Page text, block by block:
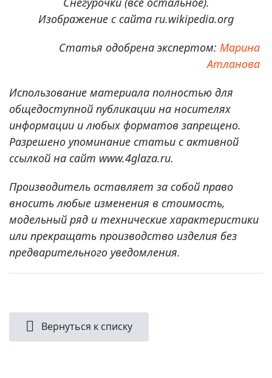
Изображение с сайта ru.wikipedia.org
Статья одобрена экспертом: Марина
Атланова
Использование материала полностью для
общедоступной публикации на носителях
информации и любых форматов запрещено.
Разрешено упоминание статьи с активной
ссылкой на сайт www.4glaza.ru.
Производитель оставляет за собой право
вносить любые изменения в стоимость,
модельный ряд и технические характеристики
или прекращать производство изделия без
предварительного уведомления.
Вернуться к списку